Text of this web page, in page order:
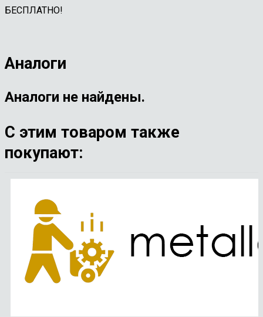
БЕСПЛАТНО!
Аналоги
Аналоги не найдены.
С этим товаром также
покупают: